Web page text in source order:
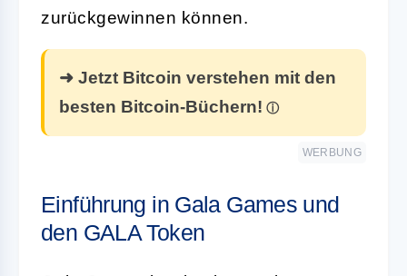
zurückgewinnen können.
➜ Jetzt Bitcoin verstehen mit den
besten Bitcoin-Büchern!
WERBUNG
Einführung in Gala Games und
den GALA Token